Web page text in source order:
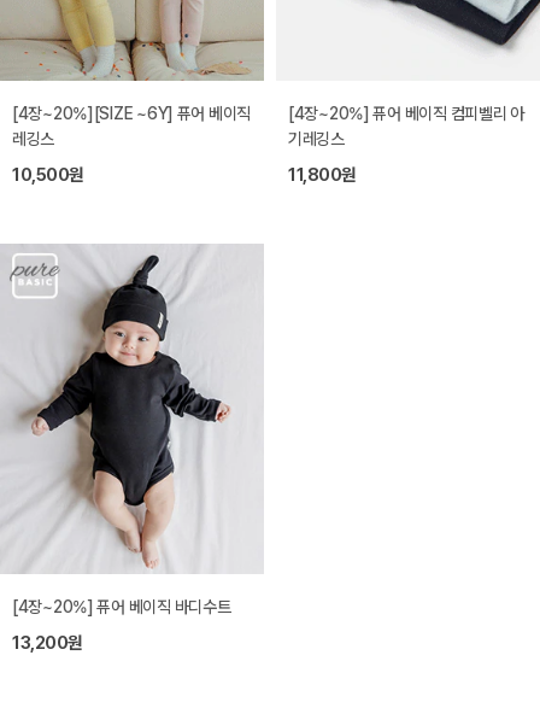
[4장~20%][SIZE ~6Y] 퓨어 베이직
레깅스
10,500원
[4장~20%] 퓨어 베이직 컴피벨리 아
기레깅스
11,800원
[4장~20%] 퓨어 베이직 바디수트
13,200원